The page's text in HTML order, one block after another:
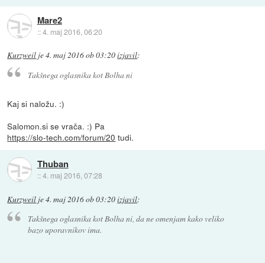
Mare2
::4. maj 2016, 06:20
Kurzweil je4. maj 2016 ob 03:20izjavil:
Takšnega oglasnika kot Bolha ni
Kaj si naložu. :)
Salomon.si se vrača. :) Pa
https://slo-tech.com/forum/20 tudi.
Thuban
::4. maj 2016, 07:28
Kurzweil je4. maj 2016 ob 03:20izjavil:
Takšnega oglasnika kot Bolha ni, da ne omenjam kako veliko
bazo uporavnikov ima.